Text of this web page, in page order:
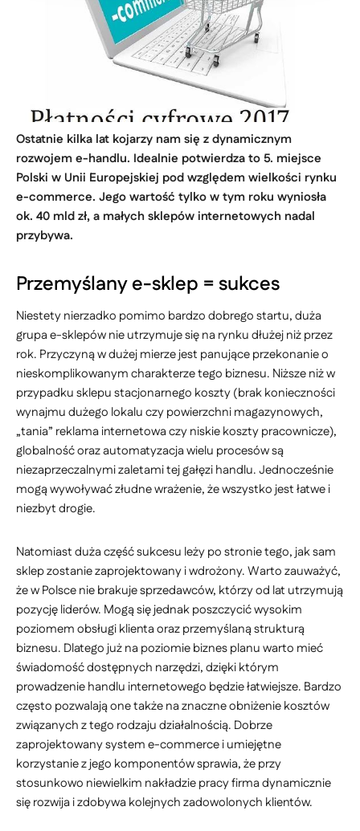
Ostatnie kilka lat kojarzy nam się z dynamicznym
rozwojem e-handlu. Idealnie potwierdza to 5. miejsce
Polski w Unii Europejskiej pod względem wielkości rynku
e-commerce. Jego wartość tylko w tym roku wyniosła
ok. 40 mld zł, a małych sklepów internetowych nadal
przybywa.
Przemyślany e-sklep = sukces
Niestety nierzadko pomimo bardzo dobrego startu, duża
grupa e-sklepów nie utrzymuje się na rynku dłużej niż przez
rok. Przyczyną w dużej mierze jest panujące przekonanie o
nieskomplikowanym charakterze tego biznesu. Niższe niż w
przypadku sklepu stacjonarnego koszty (brak konieczności
wynajmu dużego lokalu czy powierzchni magazynowych,
„tania” reklama internetowa czy niskie koszty pracownicze),
globalność oraz automatyzacja wielu procesów są
niezaprzeczalnymi zaletami tej gałęzi handlu. Jednocześnie
mogą wywoływać złudne wrażenie, że wszystko jest łatwe i
niezbyt drogie.
Natomiast duża część sukcesu leży po stronie tego, jak sam
sklep zostanie zaprojektowany i wdrożony. Warto zauważyć,
że w Polsce nie brakuje sprzedawców, którzy od lat utrzymują
pozycję liderów. Mogą się jednak poszczycić wysokim
poziomem obsługi klienta oraz przemyślaną strukturą
biznesu. Dlatego już na poziomie biznes planu warto mieć
świadomość dostępnych narzędzi, dzięki którym
prowadzenie handlu internetowego będzie łatwiejsze. Bardzo
często pozwalają one także na znaczne obniżenie kosztów
związanych z tego rodzaju działalnością. Dobrze
zaprojektowany system e-commerce i umiejętne
korzystanie z jego komponentów sprawia, że przy
stosunkowo niewielkim nakładzie pracy firma dynamicznie
się rozwija i zdobywa kolejnych zadowolonych klientów.